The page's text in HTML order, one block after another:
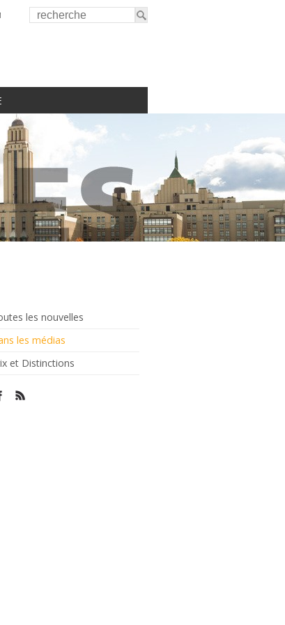
les nouvelles
les médias
et Distinctions